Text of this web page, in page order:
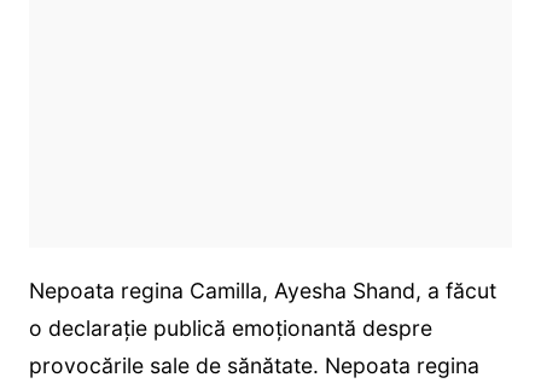
Nepoata regina Camilla, Ayesha Shand, a făcut
o declarație publică emoționantă despre
provocările sale de sănătate. Nepoata regina